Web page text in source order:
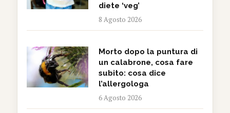
diete ‘veg’
8 Agosto 2026
Morto dopo la puntura di
un calabrone, cosa fare
subito: cosa dice
l’allergologa
6 Agosto 2026